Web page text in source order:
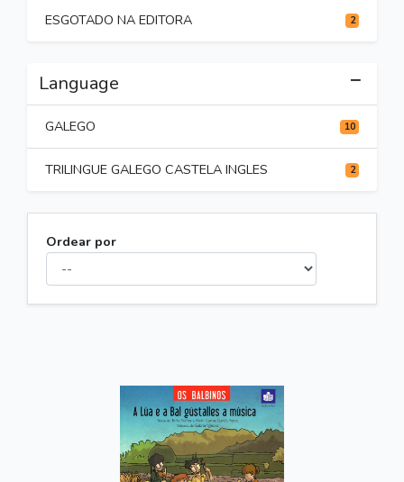
ESGOTADO NA EDITORA 2
Language
GALEGO 10
TRILINGUE GALEGO CASTELA INGLES 2
Ordear por